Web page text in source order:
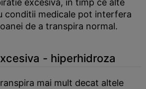
excesiva, in timp ce alte
conditii medicale pot interfera
de a transpira normal.
- hiperhidroza
mai mult decat altele